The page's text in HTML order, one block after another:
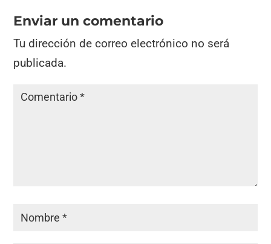
Enviar un comentario
Tu dirección de correo electrónico no será
publicada.